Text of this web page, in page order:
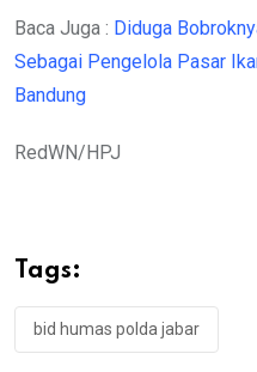
Baca Juga : Diduga
Sebagai Pengelola Pasar
Bandung
RedWN/HPJ
Tags:
bid humas polda jabar